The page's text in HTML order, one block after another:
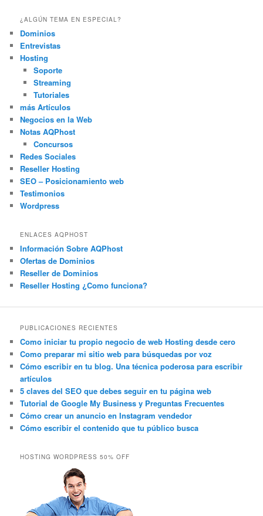
¿ALGÚN TEMA EN ESPECIAL?
Dominios
Entrevistas
Hosting
Soporte
Streaming
Tutoriales
más Artículos
Negocios en la Web
Notas AQPhost
Concursos
Redes Sociales
Reseller Hosting
SEO – Posicionamiento web
Testimonios
Wordpress
ENLACES AQPHOST
Información Sobre AQPhost
Ofertas de Dominios
Reseller de Dominios
Reseller Hosting ¿Como funciona?
PUBLICACIONES RECIENTES
Como iniciar tu propio negocio de web Hosting desde cero
Como preparar mi sitio web para búsquedas por voz
Cómo escribir en tu blog. Una técnica poderosa para escribir
artículos
5 claves del SEO que debes seguir en tu página web
Tutorial de Google My Business y Preguntas Frecuentes
Cómo crear un anuncio en Instagram vendedor
Cómo escribir el contenido que tu público busca
HOSTING WORDPRESS 50% OFF